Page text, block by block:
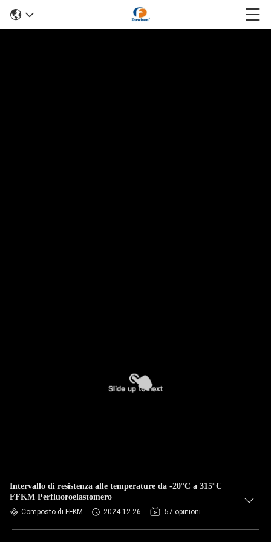
Intervallo di resistenza alle temperature da -20°C a 315°C
FFKM Perfluoroelastomero
Composto di FFKM 2024-12-26 57 opinioni